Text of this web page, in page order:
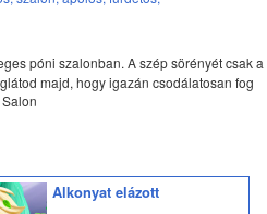
póni szalonban. A szép sörényét csak a
majd, hogy igazán csodálatosan fog
Alkonyat elázott